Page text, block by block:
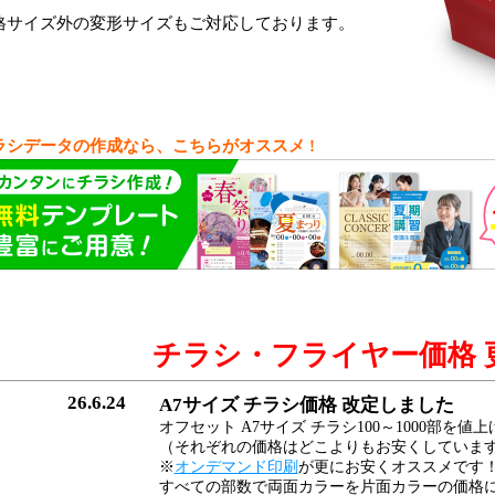
サイズ外の変形サイズもご対応しております。
シデータの作成なら、こちらがオススメ !
チラシ・フライヤー価格
26.6.24 A7サイズ チラシ価格 改定しました
オフセット A7サイズ チラシ100～1000部を値
（それぞれの価格はどこよりもお安くしていま
※ オンデマンド印刷 が更にお安くオススメです
すべての部数で両面カラーを片面カラーの価格